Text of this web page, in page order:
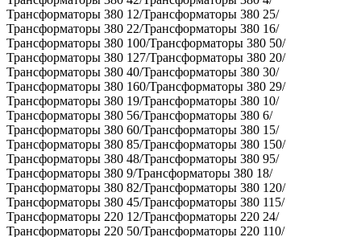
Трансформаторы 380 12/Трансформаторы 380 25/
Трансформаторы 380 22/Трансформаторы 380 16/
Трансформаторы 380 100/Трансформаторы 380 50/
Трансформаторы 380 127/Трансформаторы 380 20/
Трансформаторы 380 40/Трансформаторы 380 30/
Трансформаторы 380 160/Трансформаторы 380 29/
Трансформаторы 380 19/Трансформаторы 380 10/
Трансформаторы 380 56/Трансформаторы 380 6/
Трансформаторы 380 60/Трансформаторы 380 15/
Трансформаторы 380 85/Трансформаторы 380 150/
Трансформаторы 380 48/Трансформаторы 380 95/
Трансформаторы 380 9/Трансформаторы 380 18/
Трансформаторы 380 82/Трансформаторы 380 120/
Трансформаторы 380 45/Трансформаторы 380 115/
Трансформаторы 220 12/Трансформаторы 220 24/
Трансформаторы 220 50/Трансформаторы 220 110/